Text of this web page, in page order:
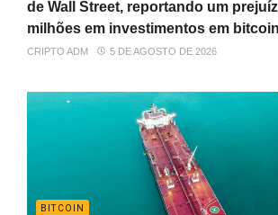
de Wall Street, reportando um
milhões em investimentos em bitcoin
CRIPTO ADM 5 DE AGOSTO DE 2026
BITCOIN